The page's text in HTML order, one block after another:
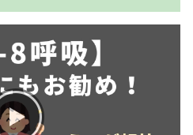
結びつき支援
乳育児
接種